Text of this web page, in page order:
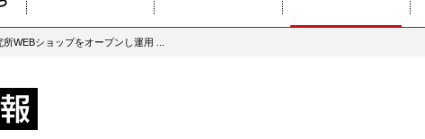
WEBショップをオープンし運用 ...